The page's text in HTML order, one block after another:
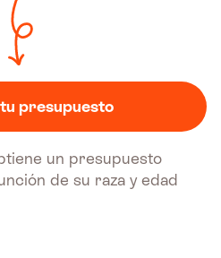
presupuesto
un presupuesto
de su raza y edad